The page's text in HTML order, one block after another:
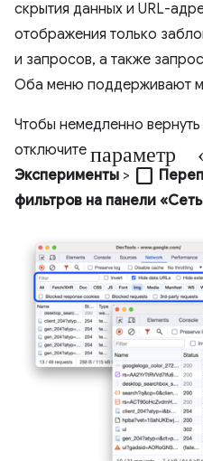
скрытия данных и URL-
отображения только
и запросов, а также
Оба меню поддерживают
Чтобы немедленно
отключите параметр
Эксперименты > check_box_outline_blank
фильтров на панели